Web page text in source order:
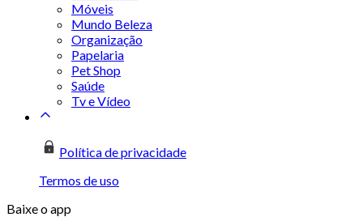
Móveis
Mundo Beleza
Organização
Papelaria
Pet Shop
Saúde
Tv e Vídeo
Política de privacidade
Termos de uso
Baixe o app